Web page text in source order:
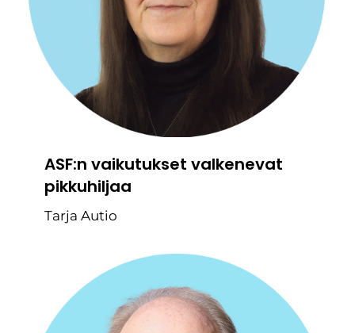
ASF:n vaikutukset valkenevat
pikkuhiljaa
Tarja Autio